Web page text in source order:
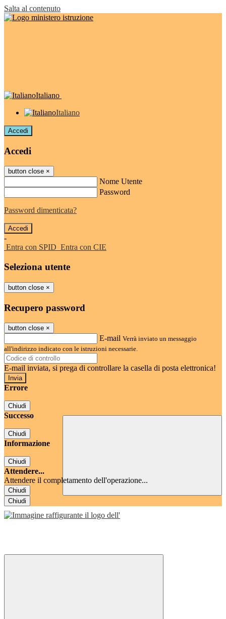
Salta al contenuto
Italiano
Italiano
Accedi
Accedi
button close ×
Nome Utente
Password
Password dimenticata?
-
Entra con SPID Entra con CIE
Seleziona utente
button close ×
Recupero password
button close ×
E-mail Verrà inviato un messaggio
all'indirizzo indicato con le istruzioni necessarie.
E-mail inviata, si prega di controllare la casella di posta elettronica!
Errore
Chiudi
Successo
Chiudi
Informazione
Chiudi
Attendere...
Attendere il completamento dell'operazione...
Chiudi
Chiudi